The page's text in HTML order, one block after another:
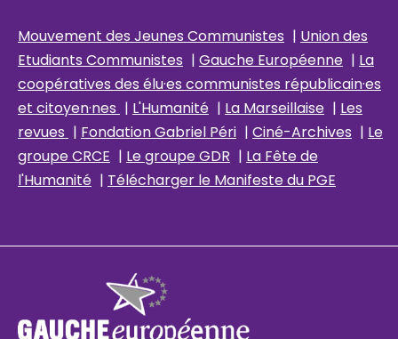
Mouvement des Jeunes Communistes | Union des
Etudiants Communistes | Gauche Européenne | La
coopératives des élu·es communistes républicain·es
et citoyen·nes | L'Humanité | La Marseillaise | Les
revues | Fondation Gabriel Péri | Ciné-Archives | Le
groupe CRCE | Le groupe GDR | La Fête de
l'Humanité | Télécharger le Manifeste du PGE